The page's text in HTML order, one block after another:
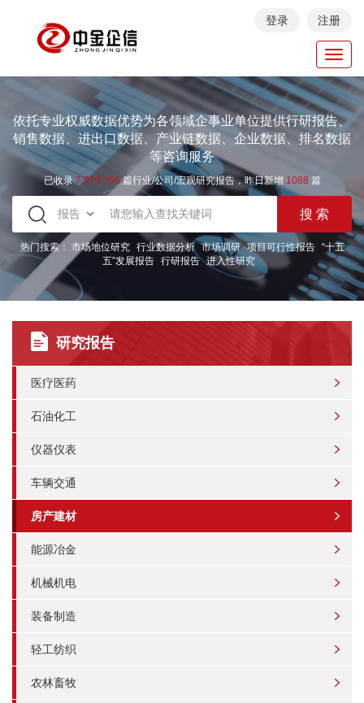
登录 注册
依托专业权威数据优势为各领域企事业单位提供行研报告、
销售数据、进出口数据、产业链数据、企业数据、排名数据
等咨询服务
已收录7.973.258篇行业/公司/宏观研究报告，昨日新增 1088 篇
热门搜索： 市场地位研究 行业数据分析 市场调研 项目可行性报告
“十五
五”发展报告 行研报告 进入性研究
研究报告
医疗医药
石油化工
仪器仪表
车辆交通
房产建材
能源冶金
机械机电
装备制造
轻工纺织
农林畜牧